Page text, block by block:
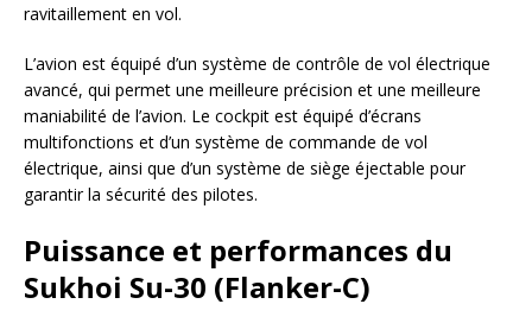
ravitaillement en vol.
L’avion est équipé d’un système de contrôle de vol électrique
avancé, qui permet une meilleure précision et une meilleure
maniabilité de l’avion. Le cockpit est équipé d’écrans
multifonctions et d’un système de commande de vol
électrique, ainsi que d’un système de siège éjectable pour
garantir la sécurité des pilotes.
Puissance et performances du
Sukhoi Su-30 (Flanker-C)